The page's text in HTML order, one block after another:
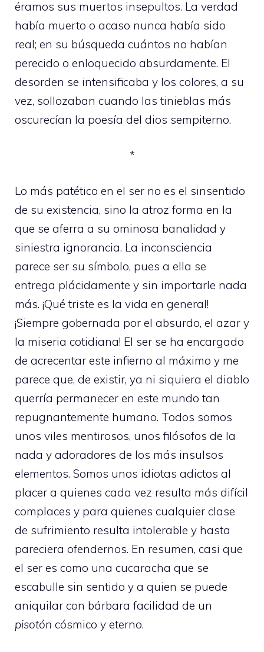
éramos sus muertos insepultos. La verdad
había muerto o acaso nunca había sido
real; en su búsqueda cuántos no habían
perecido o enloquecido absurdamente. El
desorden se intensificaba y los colores, a su
vez, sollozaban cuando las tinieblas más
oscurecían la poesía del dios sempiterno.
*
Lo más patético en el ser no es el sinsentido
de su existencia, sino la atroz forma en la
que se aferra a su ominosa banalidad y
siniestra ignorancia. La inconsciencia
parece ser su símbolo, pues a ella se
entrega plácidamente y sin importarle nada
más. ¡Qué triste es la vida en general!
¡Siempre gobernada por el absurdo, el azar y
la miseria cotidiana! El ser se ha encargado
de acrecentar este infierno al máximo y me
parece que, de existir, ya ni siquiera el diablo
querría permanecer en este mundo tan
repugnantemente humano. Todos somos
unos viles mentirosos, unos filósofos de la
nada y adoradores de los más insulsos
elementos. Somos unos idiotas adictos al
placer a quienes cada vez resulta más difícil
complaces y para quienes cualquier clase
de sufrimiento resulta intolerable y hasta
pareciera ofendernos. En resumen, casi que
el ser es como una cucaracha que se
escabulle sin sentido y a quien se puede
aniquilar con bárbara facilidad de un
pisotón cósmico y eterno.